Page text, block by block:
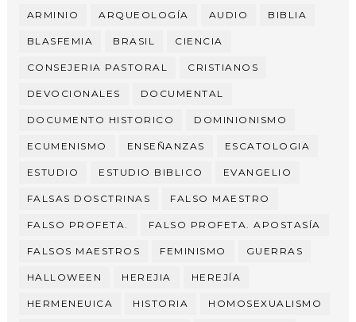
ARMINIO ARQUEOLOGÍA AUDIO BIBLIA
BLASFEMIA BRASIL CIENCIA
CONSEJERIA PASTORAL CRISTIANOS
DEVOCIONALES DOCUMENTAL
DOCUMENTO HISTORICO DOMINIONISMO
ECUMENISMO ENSEÑANZAS ESCATOLOGIA
ESTUDIO ESTUDIO BIBLICO EVANGELIO
FALSAS DOSCTRINAS FALSO MAESTRO
FALSO PROFETA. FALSO PROFETA. APOSTASÍA
FALSOS MAESTROS FEMINISMO GUERRAS
HALLOWEEN HEREJIA HEREJÍA
HERMENEUICA HISTORIA HOMOSEXUALISMO